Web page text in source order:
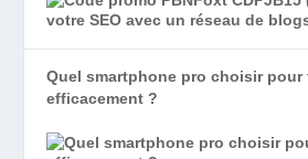
Quel smartphone pro choisir pour
efficacement ?